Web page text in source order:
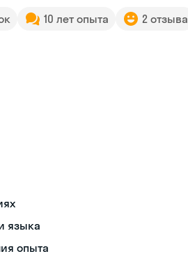
10 лет опыта 2 отзыва
языка
опыта